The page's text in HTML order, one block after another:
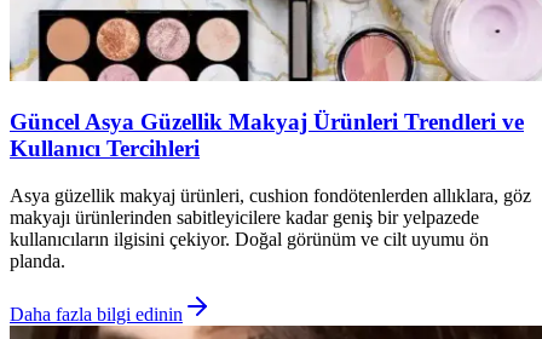
Güncel Asya Güzellik Makyaj Ürünleri Trendleri ve
Kullanıcı Tercihleri
Asya güzellik makyaj ürünleri, cushion fondötenlerden allıklara, göz
makyajı ürünlerinden sabitleyicilere kadar geniş bir yelpazede
kullanıcıların ilgisini çekiyor. Doğal görünüm ve cilt uyumu ön
planda.
Daha fazla bilgi edinin